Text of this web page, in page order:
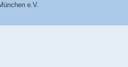
e.V.